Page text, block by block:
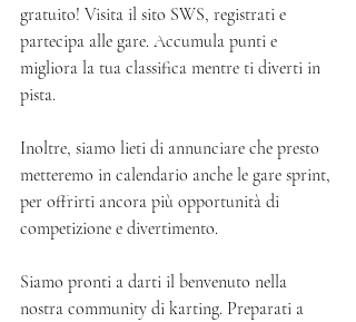
gratuito! Visita il sito SWS, registrati e
partecipa alle gare. Accumula punti e
migliora la tua classifica mentre ti diverti in
pista.
Inoltre, siamo lieti di annunciare che presto
metteremo in calendario anche le gare sprint,
per offrirti ancora più opportunità di
competizione e divertimento.
Siamo pronti a darti il benvenuto nella
nostra community di karting. Preparati a